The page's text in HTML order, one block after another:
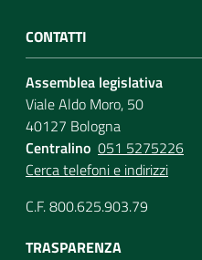
CONTATTI
Assemblea legislativa
Viale Aldo Moro, 50
40127 Bologna
Centralino 051 5275226
Cerca telefoni e indirizzi
C.F. 800.625.903.79
TRASPARENZA